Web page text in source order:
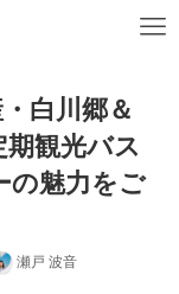
白川郷＆
観光バス
の魅力をご
瀬戸 波音